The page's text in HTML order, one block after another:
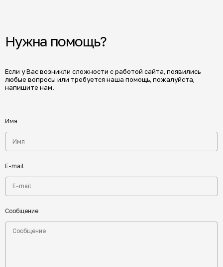
Нужна помощь?
Если у Вас возникли сложности с работой сайта, появились
любые вопросы или требуется наша помощь, пожалуйста,
напишите нам.
Имя
E-mail
Сообщение